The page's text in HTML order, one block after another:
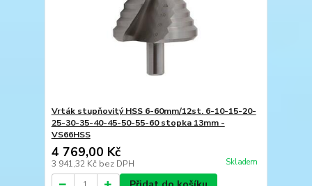
Vrták stupňovitý HSS 6-60mm/12st. 6-10-15-20-
25-30-35-40-45-50-55-60 stopka 13mm -
VS66HSS
4 769,00 Kč
3 941,32 Kč bez DPH Skladem